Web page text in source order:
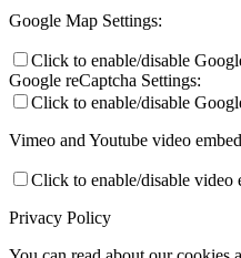
Google Map Settings:
Click to enable/disable
Google reCaptcha Settings:
Click to enable/disable
Vimeo and Youtube video
Click to enable/disable video
Privacy Policy